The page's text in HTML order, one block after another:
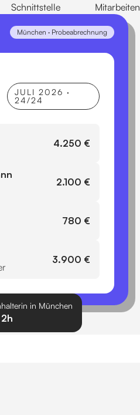
Schnittstelle
München · Probeabrechnung
JULI 2026 ·
24/24
4.250 €
2.100 €
780 €
3.900 €
in München